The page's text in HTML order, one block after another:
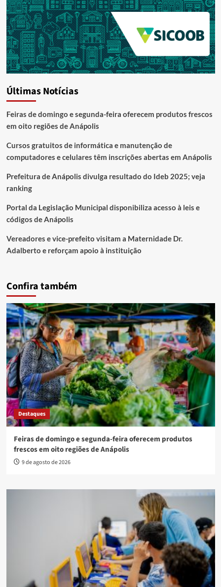
Últimas Notícias
Feiras de domingo e segunda-feira oferecem produtos frescos
em oito regiões de Anápolis
Cursos gratuitos de informática e manutenção de
computadores e celulares têm inscrições abertas em Anápolis
Prefeitura de Anápolis divulga resultado do Ideb 2025; veja
ranking
Portal da Legislação Municipal disponibiliza acesso à leis e
códigos de Anápolis
Vereadores e vice-prefeito visitam a Maternidade Dr.
Adalberto e reforçam apoio à instituição
Confira também
Destaques
Feiras de domingo e segunda-feira oferecem produtos
frescos em oito regiões de Anápolis
9 de agosto de 2026